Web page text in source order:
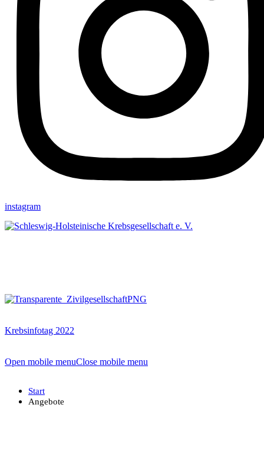
instagram
Krebsinfotag 2022
Open mobile menuClose mobile menu
Start
Angebote